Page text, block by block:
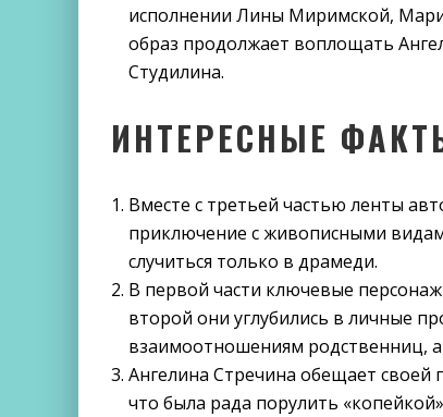
исполнении Лины Миримской,
образ продолжает воплощать
Студилина.
ИНТЕРЕСНЫЕ
Вместе с третьей частью ленты
приключение с живописными
случиться только в драмеди.
В первой части ключевые
второй они углубились в личные
взаимоотношениям родственниц, а
Ангелина Стречина обещает своей
что была рада порулить